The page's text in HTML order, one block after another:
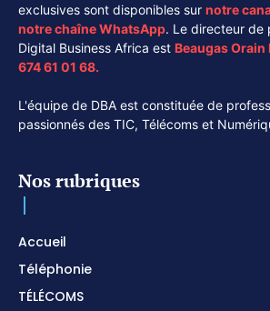
exclusives sont disponibles sur notre
notre chaîneWhatsApp. Le directeur de
Digital Business Africa est Beaugas Orain
674 61 01 68.
L'équipe de DBA est constituée de
passionnés des TIC, Télécoms et
Nos rubriques
Accueil
Téléphonie
TÉLÉCOMS